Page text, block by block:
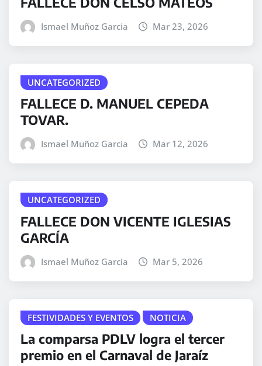
Ismael Muñoz Garcia Mar 23, 2026
UNCATEGORIZED
FALLECE D. MANUEL CEPEDA
TOVAR.
Ismael Muñoz Garcia Mar 12, 2026
UNCATEGORIZED
FALLECE DON VICENTE IGLESIAS
GARCÍA
Ismael Muñoz Garcia Mar 5, 2026
FESTIVIDADES Y EVENTOS NOTICIA
La comparsa PDLV logra el tercer
premio en el Carnaval de Jaraíz